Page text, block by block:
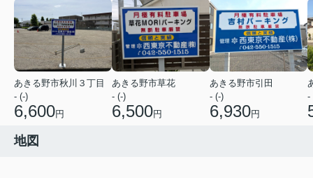
あきる野市秋川３丁目
- (-)
6,600円
あきる野市草花
- (-)
6,500円
あきる野市引田
- (-)
6,930円
-
地図